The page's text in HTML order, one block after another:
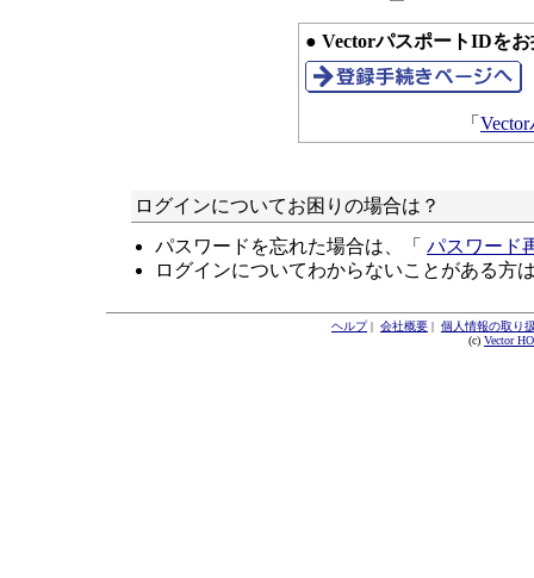
● VectorパスポートIDを
「
ログインについてお困りの場合は？
パスワードを忘れた場合は、「 パスワード
ログインについてわからないことがある方
ヘルプ| 会社概要 | 個人情報の取り
(c) Vector